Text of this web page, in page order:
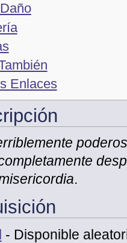
Daño
Enlaces
.
- Disponible